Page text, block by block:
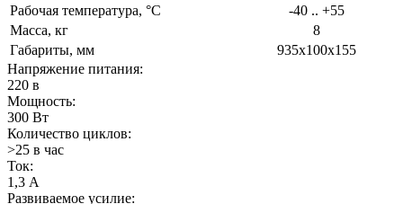
Рабочая температура, °C
-40 .. +55
Масса, кг
8
Габариты, мм
935x100x155
Напряжение питания:
220 в
Мощность:
300 Вт
Количество циклов:
>25 в час
Ток:
1,3 А
Развиваемое усилие: